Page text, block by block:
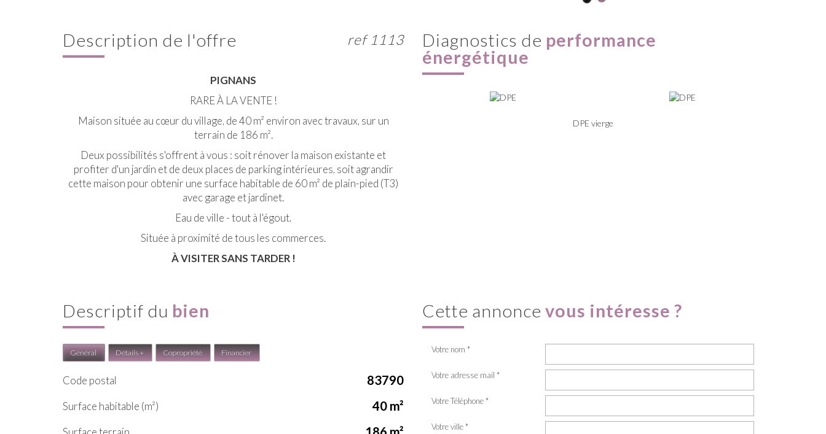
description de l'offre ref 1113
PIGNANS
RARE À LA VENTE !
Maison située au cœur du village, de 40 m² environ avec travaux, sur un
terrain de 186 m².
Deux possibilités s'offrent à vous : soit rénover la maison existante et
profiter d'un jardin et de deux places de parking intérieures, soit agrandir
cette maison pour obtenir une surface habitable de 60 m² de plain-pied (T3)
avec garage et jardinet.
Eau de ville - tout à l'égout.
Située à proximité de tous les commerces.
À VISITER SANS TARDER !
diagnostics de performance
énergétique
DPE vierge
descriptif du bien
Général Détails + Copropriété Financier
Code postal 83790
Surface habitable (m²) 40 m²
cette annonce vous intéresse ?
Votre nom *
Votre adresse mail *
Votre Téléphone *
Votre ville *